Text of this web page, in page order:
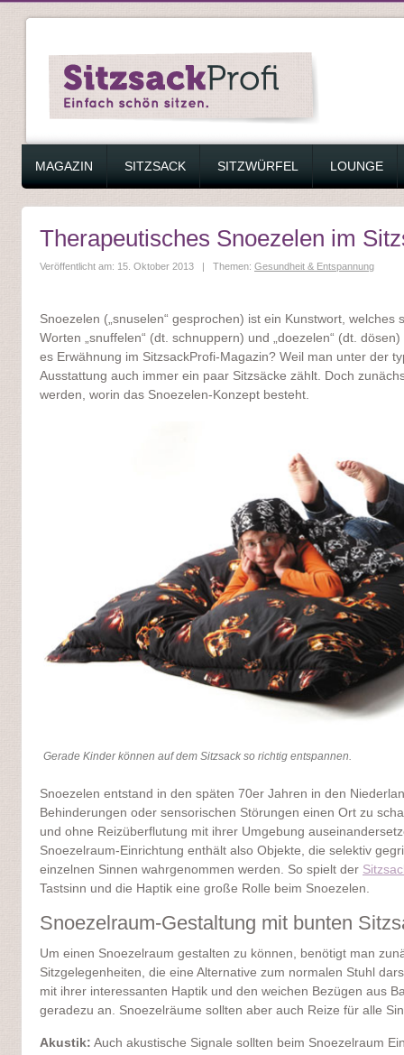
ZUM INHALT SPRINGEN
MAGAZIN SITZSACK SITZWÜRFEL LOUNGE
Therapeutisches Snoezelen im
Veröffentlicht am: 15. Oktober 2013 | Themen: Gesundheit & Entspannung
Snoezelen („snuselen“ gesprochen) ist ein Kunstwort, welches
Worten „snuffelen“ (dt. schnuppern) und „doezelen“ (dt.
es Erwähnung im SitzsackProfi-Magazin? Weil man unter der
Ausstattung auch immer ein paar Sitzsäcke zählt. Doch
werden, worin das Snoezelen-Konzept besteht.
Gerade Kinder können auf dem Sitzsack so richtig entspannen.
Snoezelen entstand in den späten 70er Jahren in den
Behinderungen oder sensorischen Störungen einen Ort zu
und ohne Reizüberflutung mit ihrer Umgebung
Snoezelraum-Einrichtung enthält also Objekte, die selektiv
einzelnen Sinnen wahrgenommen werden. So spielt der
Tastsinn und die Haptik eine große Rolle beim Snoezelen.
Snoezelraum-Gestaltung mit bunten
Um einen Snoezelraum gestalten zu können, benötigt man
Sitzgelegenheiten, die eine Alternative zum normalen Stuhl
mit ihrer interessanten Haptik und den weichen Bezügen aus
geradezu an. Snoezelräume sollten aber auch Reize für alle
Akustik: Auch akustische Signale sollten beim Snoezelraum